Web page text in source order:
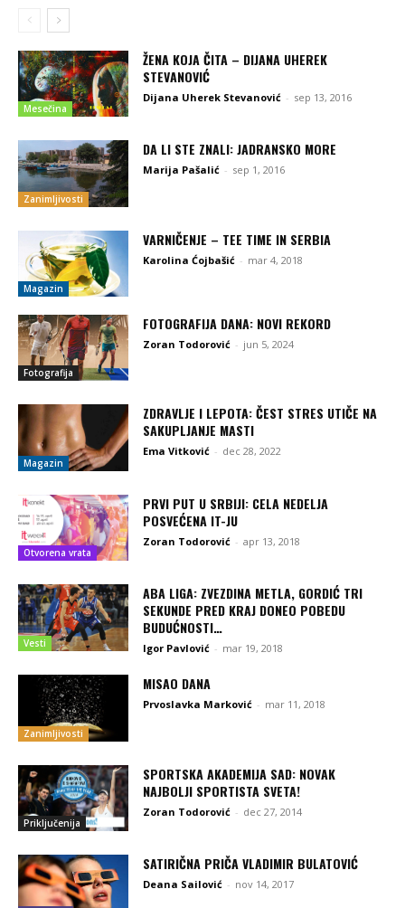
Mesečina
ŽENA KOJA ČITA – DIJANA UHEREK
STEVANOVIĆ
Dijana Uherek Stevanović - sep 13, 2016
Zanimljivosti
DA LI STE ZNALI: JADRANSKO MORE
Marija Pašalić - sep 1, 2016
Magazin
VARNIČENJE – TEE TIME IN SERBIA
Karolina Ćojbašić - mar 4, 2018
Fotografija
FOTOGRAFIJA DANA: NOVI REKORD
Zoran Todorović - jun 5, 2024
Magazin
ZDRAVLJE I LEPOTA: ČEST STRES UTIČE NA
SAKUPLJANJE MASTI
Ema Vitković - dec 28, 2022
Otvorena vrata
PRVI PUT U SRBIJI: CELA NEDELJA
POSVEĆENA IT-JU
Zoran Todorović - apr 13, 2018
Vesti
ABA LIGA: ZVEZDINA METLA, GORDIĆ TRI
SEKUNDE PRED KRAJ DONEO POBEDU
BUDUĆNOSTI…
Igor Pavlović - mar 19, 2018
Zanimljivosti
MISAO DANA
Prvoslavka Marković - mar 11, 2018
Priključenija
SPORTSKA AKADEMIJA SAD: NOVAK
NAJBOLJI SPORTISTA SVETA!
Zoran Todorović - dec 27, 2014
SATIRIČNA PRIČA VLADIMIR BULATOVIĆ
Deana Sailović - nov 14, 2017